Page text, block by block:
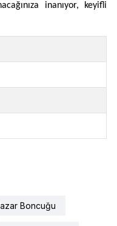
inanıyor, keyifli
Boncuğu